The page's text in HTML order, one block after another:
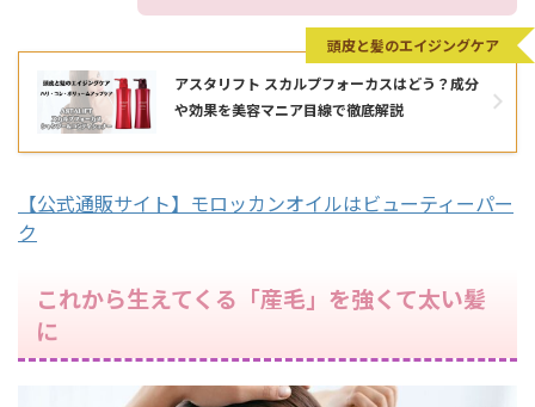
アスタリフト スカルプフォーカスはどう？成分
や効果を美容マニア目線で徹底解説
頭皮と髪のエイジングケア
【公式通販サイト】モロッカンオイルはビューティーパー
ク
これから生えてくる「産毛」を強くて太い髪
に